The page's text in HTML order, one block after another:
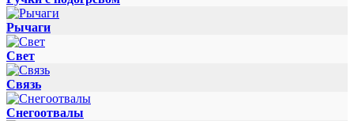
Рычаги
Свет
Связь
Снегоотвалы